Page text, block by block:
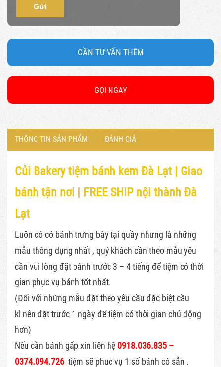
Gửi
CẦN TƯ VẤN THÊM
GỌI NGAY
THÔNG TIN SẢN PHẨM ĐÁNH GIÁ
Củi Bakery tiệm bánh kem Đà Lạt | Giao
bánh tận nơi | FREE SHIP nội thành Đà
Lạt
Luôn có có bánh trưng bày tại quầy nhưng là những
mẫu thông dụng nhất , quý khách cần theo mẫu yêu
cần vui lòng đặt bánh trước 3 – 4 tiếng để tiệm có thời
gian phục vụ bánh tốt nhất.
(Đối với những mẫu đặt theo yêu cầu đặc biệt cầu
kì nên đặt trước 1 ngày để tiệm có thời gian chủ động
hơn)
Nếu cần bánh gấp xin liên hệ 0918.036.835 –
0374.094.726 tiệm sẽ phuc vụ 1 số bánh có sẵn .